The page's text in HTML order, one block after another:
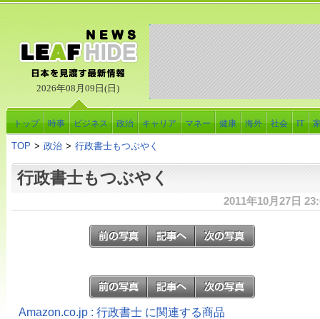
2026年08月09日(日)
トップ 時事 ビジネス 政治 キャリア マネー 健康 海外 社会 IT
TOP > 政治 > 行政書士もつぶやく
行政書士もつぶやく
2011年10月27日
Amazon.co.jp : 行政書士 に関連する商品